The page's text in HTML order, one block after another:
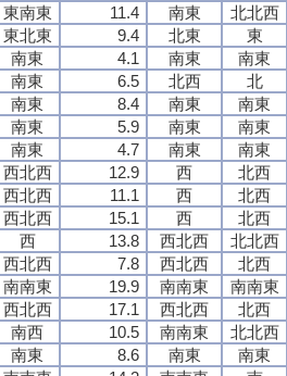
東南東 11.4 南東 北北西
東北東 9.4 北東 東
南東 4.1 南東 南東
南東 6.5 北西 北
南東 8.4 南東 南東
南東 5.9 南東 南東
南東 4.7 南東 南東
西北西 12.9 西 北西
西北西 11.1 西 北西
西北西 15.1 西 北西
西 13.8 西北西 北北西
西北西 7.8 西北西 北西
南南東 19.9 南南東 南南東
西北西 17.1 西北西 北西
南西 10.5 南南東 北北西
南東 8.6 南東 南東